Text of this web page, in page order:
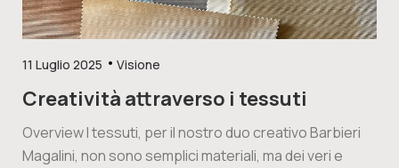
11 Luglio 2025 Visione
Creatività attraverso i tessuti
Overview I tessuti, per il nostro duo creativo Barbieri
Magalini, non sono semplici materiali, ma dei veri e